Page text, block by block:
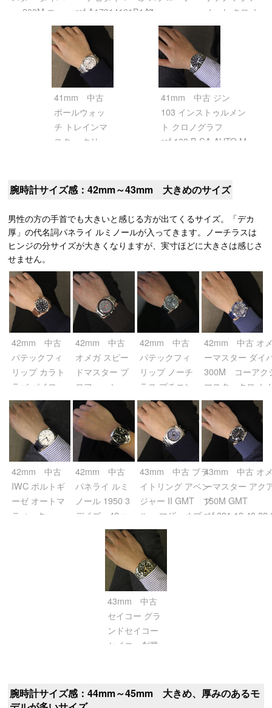
ー 300M コー
アクシャル ク
ロノメーター
ref.2220.8 ブ
ref.A17314101B1A1
/ A17314 ブラック
ー2
ref.226570 ブ
ラック
ノート クロノ
グラフ 5968A-
001 ブラウン
41mm 中古
ボールウォッ
チ トレインマ
スター クリー
ref.NM1058D-
SCJ-SL シル
バー
41mm 中古 ジン
103 インストゥルメン
ト クロノグラフ
ref.103.B.SA.AUTO.M
腕時計サイズ感：42mm～43mm 大きめのサイズ
男性の方の手首でも大きいと感じる方が出てくるサイズ。「デカ
厚」の代名詞パネライ ルミノールが入ってきます。ノーチラスは
ヒンジの分サイズが大きくなりますが、実寸ほどに大きさは感じさ
せません。
42mm 中古
パテックフィ
リップ カラト
ラバ パイロッ
ト トラベルタ
イム
ref.5524G-001
ネイビー
42mm 中古
オメガ スピー
ドマスター プ
ロフェッショ
ナル マーク2
アポロ11号 35
周年 日本限定
2004本
ref.3570.4 グ
レー
42mm 中古
パテックフィ
リップ ノーチ
ラス プチコン
プリケーショ
ン ref.5712G-
001 グレー
42mm 中古 オ
ーマスター ダイ
300M コーアク
マスタークロノ
ー ウェーブダイ
グレー
42mm 中古
IWC ポルトギ
ーゼ オートマ
ティック
42mm 中古
パネライ ルミ
ノール 1950 3
デイズ 42ｍ
ref.PAM00392
ブラック
43mm 中古 ブラ
イトリング アベン
ジャー II GMT ブ
ルー マザーオブパ
ール
ref.A3239011/C930
ブルー/シェル
43mm 中古 オ
ーマスター アク
150M GMT
43mm 中古
セイコー グラ
ンドセイコー
セイコー創業
プリングドラ
腕時計サイズ感：44mm～45mm 大きめ、厚みのあるモ